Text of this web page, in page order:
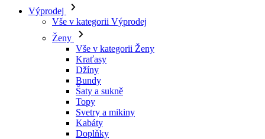
Výprodej
Vše v kategorii Výprodej
Ženy
Vše v kategorii Ženy
Kraťasy
Džíny
Bundy
Šaty a sukně
Topy
Svetry a mikiny
Kabáty
Doplňky